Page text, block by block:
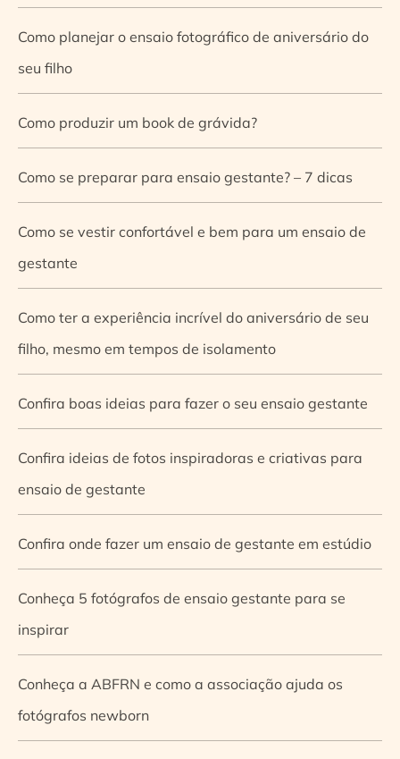
Como planejar o ensaio fotográfico de aniversário do
seu filho
Como produzir um book de grávida?
Como se preparar para ensaio gestante? – 7 dicas
Como se vestir confortável e bem para um ensaio de
gestante
Como ter a experiência incrível do aniversário de seu
filho, mesmo em tempos de isolamento
Confira boas ideias para fazer o seu ensaio gestante
Confira ideias de fotos inspiradoras e criativas para
ensaio de gestante
Confira onde fazer um ensaio de gestante em estúdio
Conheça 5 fotógrafos de ensaio gestante para se
inspirar
Conheça a ABFRN e como a associação ajuda os
fotógrafos newborn